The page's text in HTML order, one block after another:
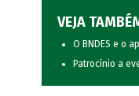
VEJA
O BNDES e o
Patrocínio a